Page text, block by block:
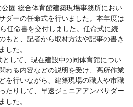
園 総合体育館建築現場事務所におい
ダーの任命式を行いました。本年度は
任命書を交付しました。任命式に続
もと、記者から取材方法や記事の書き
した。
して、現在建設中の同体育館につい
わる内容などの説明を受け、高所作業
を行いながら、建築現場の職人や市職
たりして、早速ジュニアアンバサダー
した。